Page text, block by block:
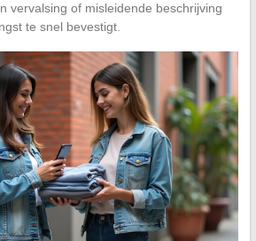
vervalsing of misleidende beschrijving
te snel bevestigt.